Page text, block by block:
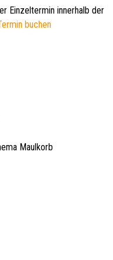
Einzeltermin innerhalb der
buchen
Maulkorb